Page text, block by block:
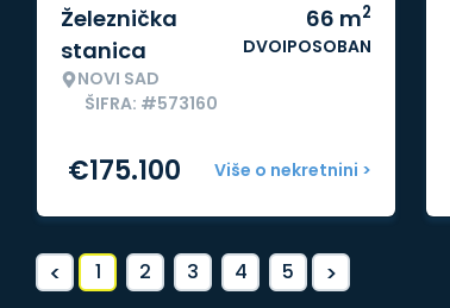
Železnička
stanica
NOVI SAD
ŠIFRA: #573160
66 m2
DVOIPOSOBAN
Više o nekretnini >
€175.100
< 1 2 3 4 5 >